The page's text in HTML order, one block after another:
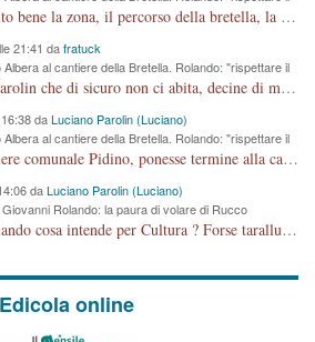
Caro fratuck, conosco molto bene la zona, il percorso della bretella, la situazione dei cittadini, abito in Viale Trento. A partire dal 2003 ho partecipato al Comitato di Maddalene pro bretella, e a riunioni propositive per apportare modifiche al progetto. Numerose mie foto del territorio sono arrivate a Roma, altri miei interventi (non graditi dalla Sx) sono stati pubblicati dal GdV, assieme ad altri come Ciro Asproso, ora favorevole alla bretella. Ho partecipato alla raccolta firme per la chiusura della strada x 5 giorni eseguita dal Sindaco Hullwech per sforamento 180 Micro/g. Pertanto come impegno per la tematica sono apposto con la coscienza. Ora il Progetto è partito, fine! Voglio dire che la nuova Giunta "comunale" non c'entra più. L'opera sarà "malauguratamente" eseguita, ma non con il mio placet. Il Consigliere Comunale dovrebbe capire che la campagna elettorale è finita, con buona pace di tutti. Quello che invece dovrebbe interessare è la proprietà della strada, dall'uscita autostradale Ovest, sino alla Rotatoria dell'Albara, vi sono tre possessori: Autostrade SpA; La Provincia, il Comune. Come la mettiamo per il futuro ? I costi, da 50 sono saliti a 100 milioni di € come dire 20 milioni a KM (!) da non credere. Comunque si farà. Ma nessuno canti Vittoria, anzi meglio non farne un ulteriore fatto "partitico" per questioni elettorali o di seggio. Se mi manda la sua mail, sono disponibile ad inviare i documenti e le foto sopra descritte. Con ossequi, Luciano Parolin
21:41 dafratuck
al cantiere della Bretella. Rolando: "rispettare il
Non sarà utile a lei dott. Parolin che di sicuro non ci abita, decine di migliaia di TIR, automobili e padroncini che passano quotidianamente per una strada appena rotabile, non è più possibile stendere i panni, attraversare la strada senza rischiare la morte, le case stanno crepando, i tempi sono cambiati e la bretella non passerà assolutamente per maddalene (ma cosa sta a dire?!), dia invece responsabilità a chi ha costruito tagliando la strada che doveva invece terminare a isola vicentina e non al moracchino lasciando Motta di Costabissara ancora in panne di traffico. I tempi sono cambiati dottore e se l'anagrafe della vita stagna nell'essere umano impressioni conservatrici, la società non le considera perchè va avanti, si industrializza e ha bisogno di infrastrutture e di sviluppo. Ultima considerazione, se è geloso di Rolando perchè vede in lui solo campagne politiche mentre si difendono i SOLI diritti dei cittadini, la preghiamo faccia considerazioni più appropriate. Saluti e complimenti per i suoi scritti.
daLuciano Parolin (Luciano)
al cantiere della Bretella. Rolando: "rispettare il
Sarebbe ora che il consigliere comunale Pidino, ponesse termine alla campagna elettorale nel territorio del suo seggio Villaggio del Sole. La tiraca è iniziata, distruggerà 6 km di prateria ovest della città, ricca di fonti e sorgenti d'acqua. I cittadini di Maddalene non avranno più Pace la notte. Molta colpa per la costruzione di questa Strada è proprio del signor Rolando,dei suoi gazebo mobili e che vuol far passare questa opera VANDALICA come progetto "utile" a chi ? Non è cosa seria sig. Rolando!
daLuciano Parolin (Luciano)
Rolando: la paura di volare di Rucco
Vorrei sapere dal C.C. Rolando cosa intende per Cultura ? Forse tarallucci, vino e sagre, o spaghetti tricolori del PD ? Il continuo (s)parlare della mostra a Palazzo Chiericati caro consigliere DANNEGGIA FORTEMENTE l'immagine della città TUTTA e fa deviare i consensi che in RUSSIA (badi bene ex U.R.S.S.) sono ECCELLENTI. A livello artistico l'evento è di alta Valenza culturale, COMPITO di Tutta la Cittadinanza fare il possibile per propagandare l'iniziativa senza farne UN CASO PARTITICO come fa Lei da sempre. Meno Gazebo + Partecipazione! E così sia. Amen.
Edicola online